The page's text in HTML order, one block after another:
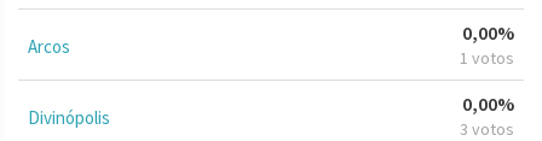
Arcos
0,00%
1 votos
Divinópolis
0,00%
3 votos